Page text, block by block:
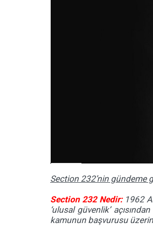
Section 232’nin gündeme
Section 232 Nedir: 1962
‘ulusal güvenlik’
kamunun başvurusu